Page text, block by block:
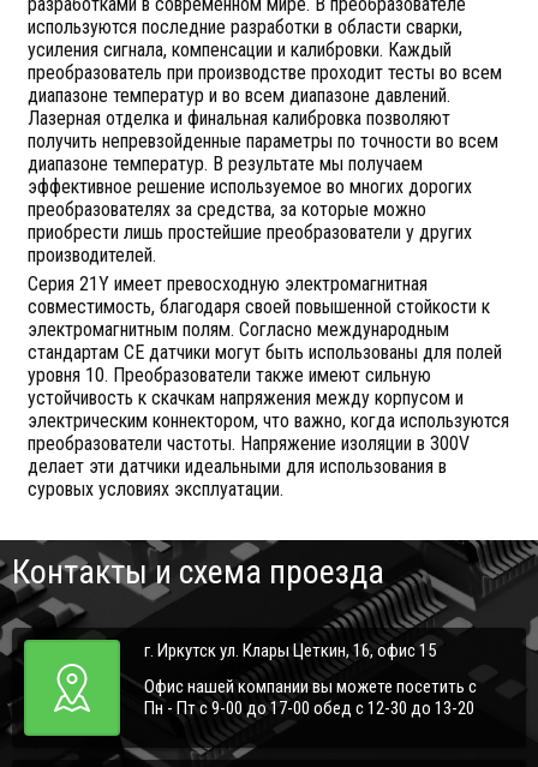
используются последние разработки в области сварки,
усиления сигнала, компенсации и калибровки. Каждый
преобразователь при производстве проходит тесты во всем
диапазоне температур и во всем диапазоне давлений.
Лазерная отделка и финальная калибровка позволяют
получить непревзойденные параметры по точности во всем
диапазоне температур. В результате мы получаем
эффективное решение используемое во многих дорогих
преобразователях за средства, за которые можно
приобрести лишь простейшие преобразователи у других
производителей.
Серия 21Y имеет превосходную электромагнитная
совместимость, благодаря своей повышенной стойкости к
электромагнитным полям. Согласно международным
стандартам CE датчики могут быть использованы для полей
уровня 10. Преобразователи также имеют сильную
устойчивость к скачкам напряжения между корпусом и
электрическим коннектором, что важно, когда используются
преобразователи частоты. Напряжение изоляции в 300V
делает эти датчики идеальными для использования в
суровых условиях эксплуатации.
Контакты и схема проезда
г. Иркутск ул. Клары Цеткин, 16, офис 15
Офис нашей компании вы можете посетить с
Пн - Пт с 9-00 до 17-00 обед с 12-30 до 13-20